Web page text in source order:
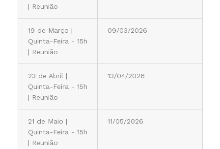
| Reunião
19 de Março |
Quinta-Feira - 15h
| Reunião
09/03/2026
23 de Abril |
Quinta-Feira - 15h
| Reunião
13/04/2026
21 de Maio |
Quinta-Feira - 15h
| Reunião
11/05/2026